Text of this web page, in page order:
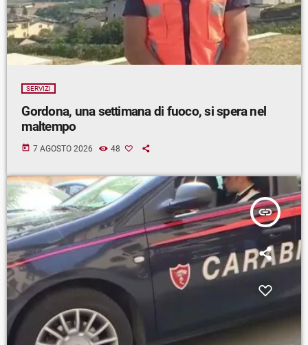
SERVIZI
Gordona, una settimana di fuoco, si spera nel
maltempo
today 7 AGOSTO 2026 48
insert_link